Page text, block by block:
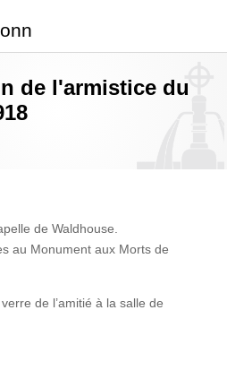
de l'armistice du
de Waldhouse.
au Monument aux Morts de
de l’amitié à la salle de